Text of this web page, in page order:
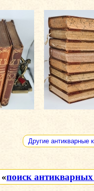
Другие антикварные
поиск